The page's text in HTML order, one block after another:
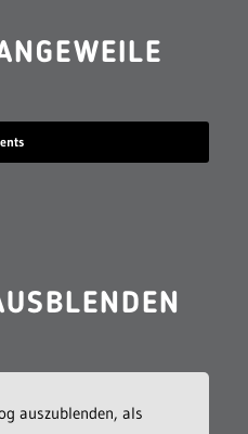
auszublenden, als